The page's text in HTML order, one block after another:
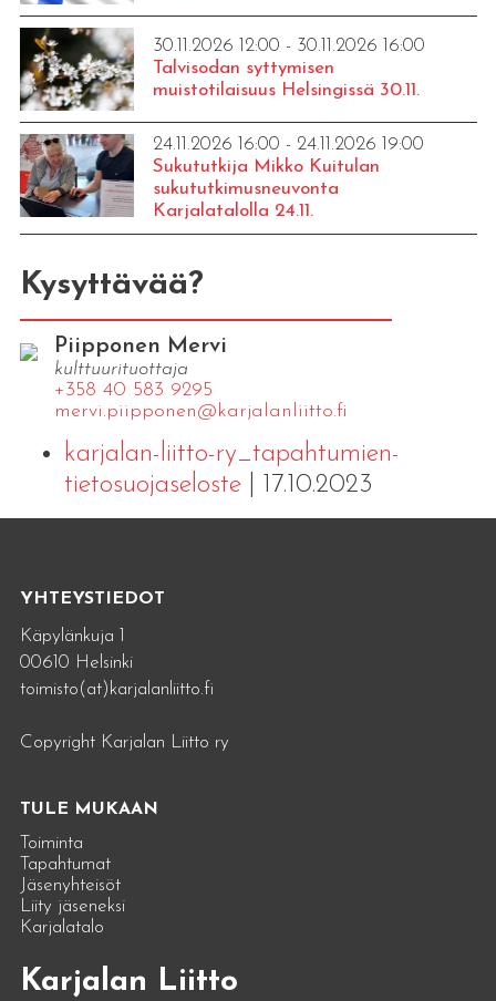
30.11.2026 12:00 - 30.11.2026 16:00
Talvisodan syttymisen
muistotilaisuus Helsingissä 30.11.
24.11.2026 16:00 - 24.11.2026 19:00
Sukututkija Mikko Kuitulan
sukututkimusneuvonta
Karjalatalolla 24.11.
Kysyttävää?
Piipponen Mervi
kulttuurituottaja
+358 40 583 9295
mervi.​piipponen@​kar​jala​nlii​tto.​fi
karjalan-liitto-ry_tapahtumien-
tietosuojaseloste| 17.10.2023
YHTEYSTIEDOT
Käpylänkuja 1
00610 Helsinki
toimisto(at)karjalanliitto.fi
Copyright Karjalan Liitto ry
TULE MUKAAN
Toiminta
Tapahtumat
Jäsenyhteisöt
Liity jäseneksi
Karjalatalo
Karjalan Liitto